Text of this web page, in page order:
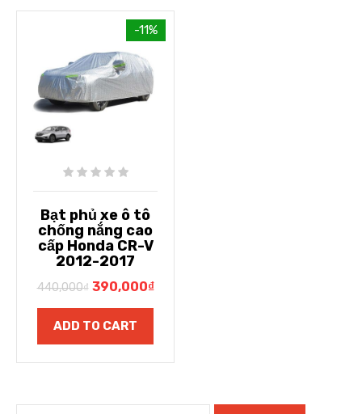
-11%
Bạt phủ xe ô tô
chống nắng cao
cấp Honda CR-V
2012-2017
440,000₫ 390,000₫
ADD TO CART